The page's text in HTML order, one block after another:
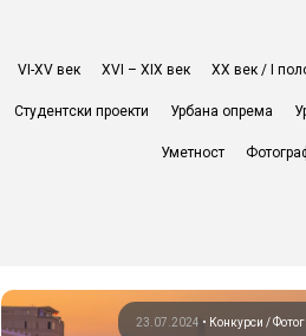
VI-XV век XVI – XIX век ХХ век / I
Студентски проекти Урбана опрема
Уметност
23.07.2024 • Конкурси